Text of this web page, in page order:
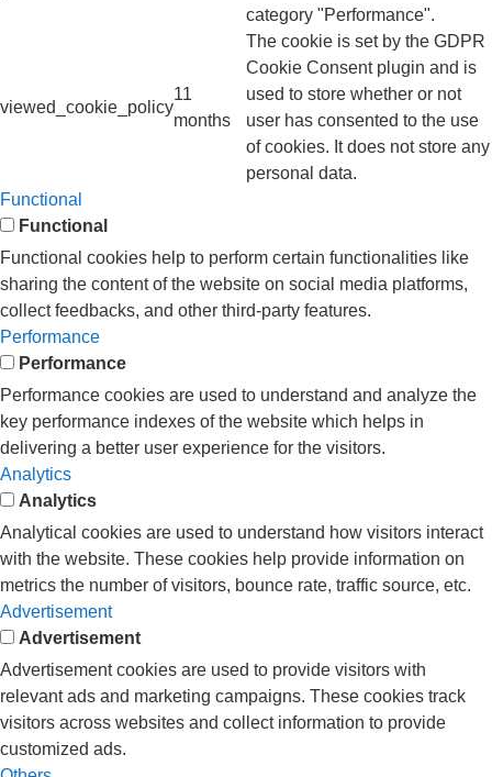
category "Performance".
viewed_cookie_policy
11
months
The cookie is set by the GDPR
Cookie Consent plugin and is
used to store whether or not
user has consented to the use
of cookies. It does not store any
personal data.
Functional
Functional
Functional cookies help to perform certain functionalities like
sharing the content of the website on social media platforms,
collect feedbacks, and other third-party features.
Performance
Performance
Performance cookies are used to understand and analyze the
key performance indexes of the website which helps in
delivering a better user experience for the visitors.
Analytics
Analytics
Analytical cookies are used to understand how visitors interact
with the website. These cookies help provide information on
metrics the number of visitors, bounce rate, traffic source, etc.
Advertisement
Advertisement
Advertisement cookies are used to provide visitors with
relevant ads and marketing campaigns. These cookies track
visitors across websites and collect information to provide
customized ads.